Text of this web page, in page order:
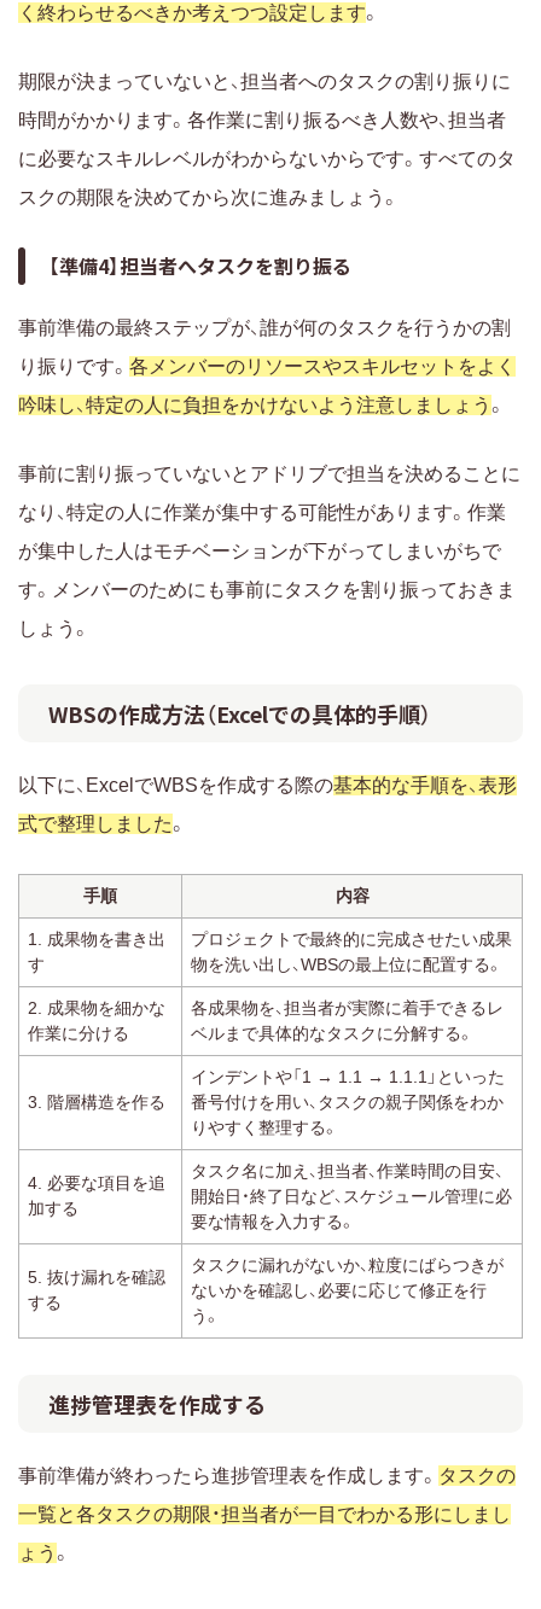
く終わらせるべきか考えつつ設定します。
期限が決まっていないと、担当者へのタスクの割り振りに
時間がかかります。各作業に割り振るべき人数や、担当者
に必要なスキルレベルがわからないからです。すべてのタ
スクの期限を決めてから次に進みましょう。
【準備4】担当者へタスクを割り振る
事前準備の最終ステップが、誰が何のタスクを行うかの割
り振りです。 各メンバーのリソースやスキルセットをよく
吟味し、特定の人に負担をかけないよう注意しましょう 。
事前に割り振っていないとアドリブで担当を決めることに
なり、特定の人に作業が集中する可能性があります。作業
が集中した人はモチベーションが下がってしまいがちで
す。メンバーのためにも事前にタスクを割り振っておきま
しょう。
WBSの作成方法（Excelでの具体的手順）
以下に、ExcelでWBSを作成する際の基本的な手順を、表形
式で整理しました。
手順 内容
1. 成果物を書き出
す
プロジェクトで最終的に完成させたい成果
物を洗い出し、WBSの最上位に配置する。
2. 成果物を細かな
作業に分ける
各成果物を、担当者が実際に着手できるレ
ベルまで具体的なタスクに分解する。
3. 階層構造を作る
インデントや「1 → 1.1 → 1.1.1」といった
番号付けを用い、タスクの親子関係をわか
りやすく整理する。
4. 必要な項目を追
加する
タスク名に加え、担当者、作業時間の目安、
開始日・終了日など、スケジュール管理に必
要な情報を入力する。
5. 抜け漏れを確認
する
タスクに漏れがないか、粒度にばらつきが
ないかを確認し、必要に応じて修正を行
う。
進捗管理表を作成する
事前準備が終わったら進捗管理表を作成します。 タスクの
一覧と各タスクの期限・担当者が一目でわかる形にしまし
ょう 。